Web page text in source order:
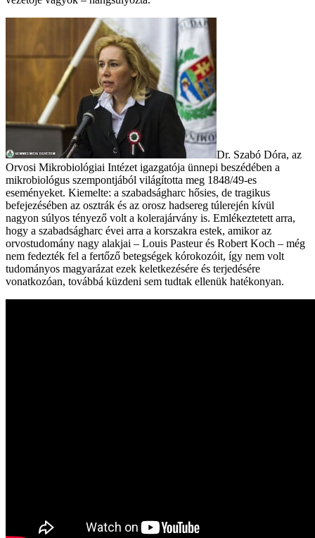
Dr. Szabó Dóra, az
Orvosi Mikrobiológiai Intézet igazgatója ünnepi beszédében a
mikrobiológus szempontjából világította meg 1848/49-es
eseményeket. Kiemelte: a szabadságharc hősies, de tragikus
befejezésében az osztrák és az orosz hadsereg túlerején kívül
nagyon súlyos tényező volt a kolerajárvány is. Emlékeztetett arra,
hogy a szabadságharc évei arra a korszakra estek, amikor az
orvostudomány nagy alakjai – Louis Pasteur és Robert Koch – még
nem fedezték fel a fertőző betegségek kórokozóit, így nem volt
tudományos magyarázat ezek keletkezésére és terjedésére
vonatkozóan, továbbá küzdeni sem tudtak ellenük hatékonyan.